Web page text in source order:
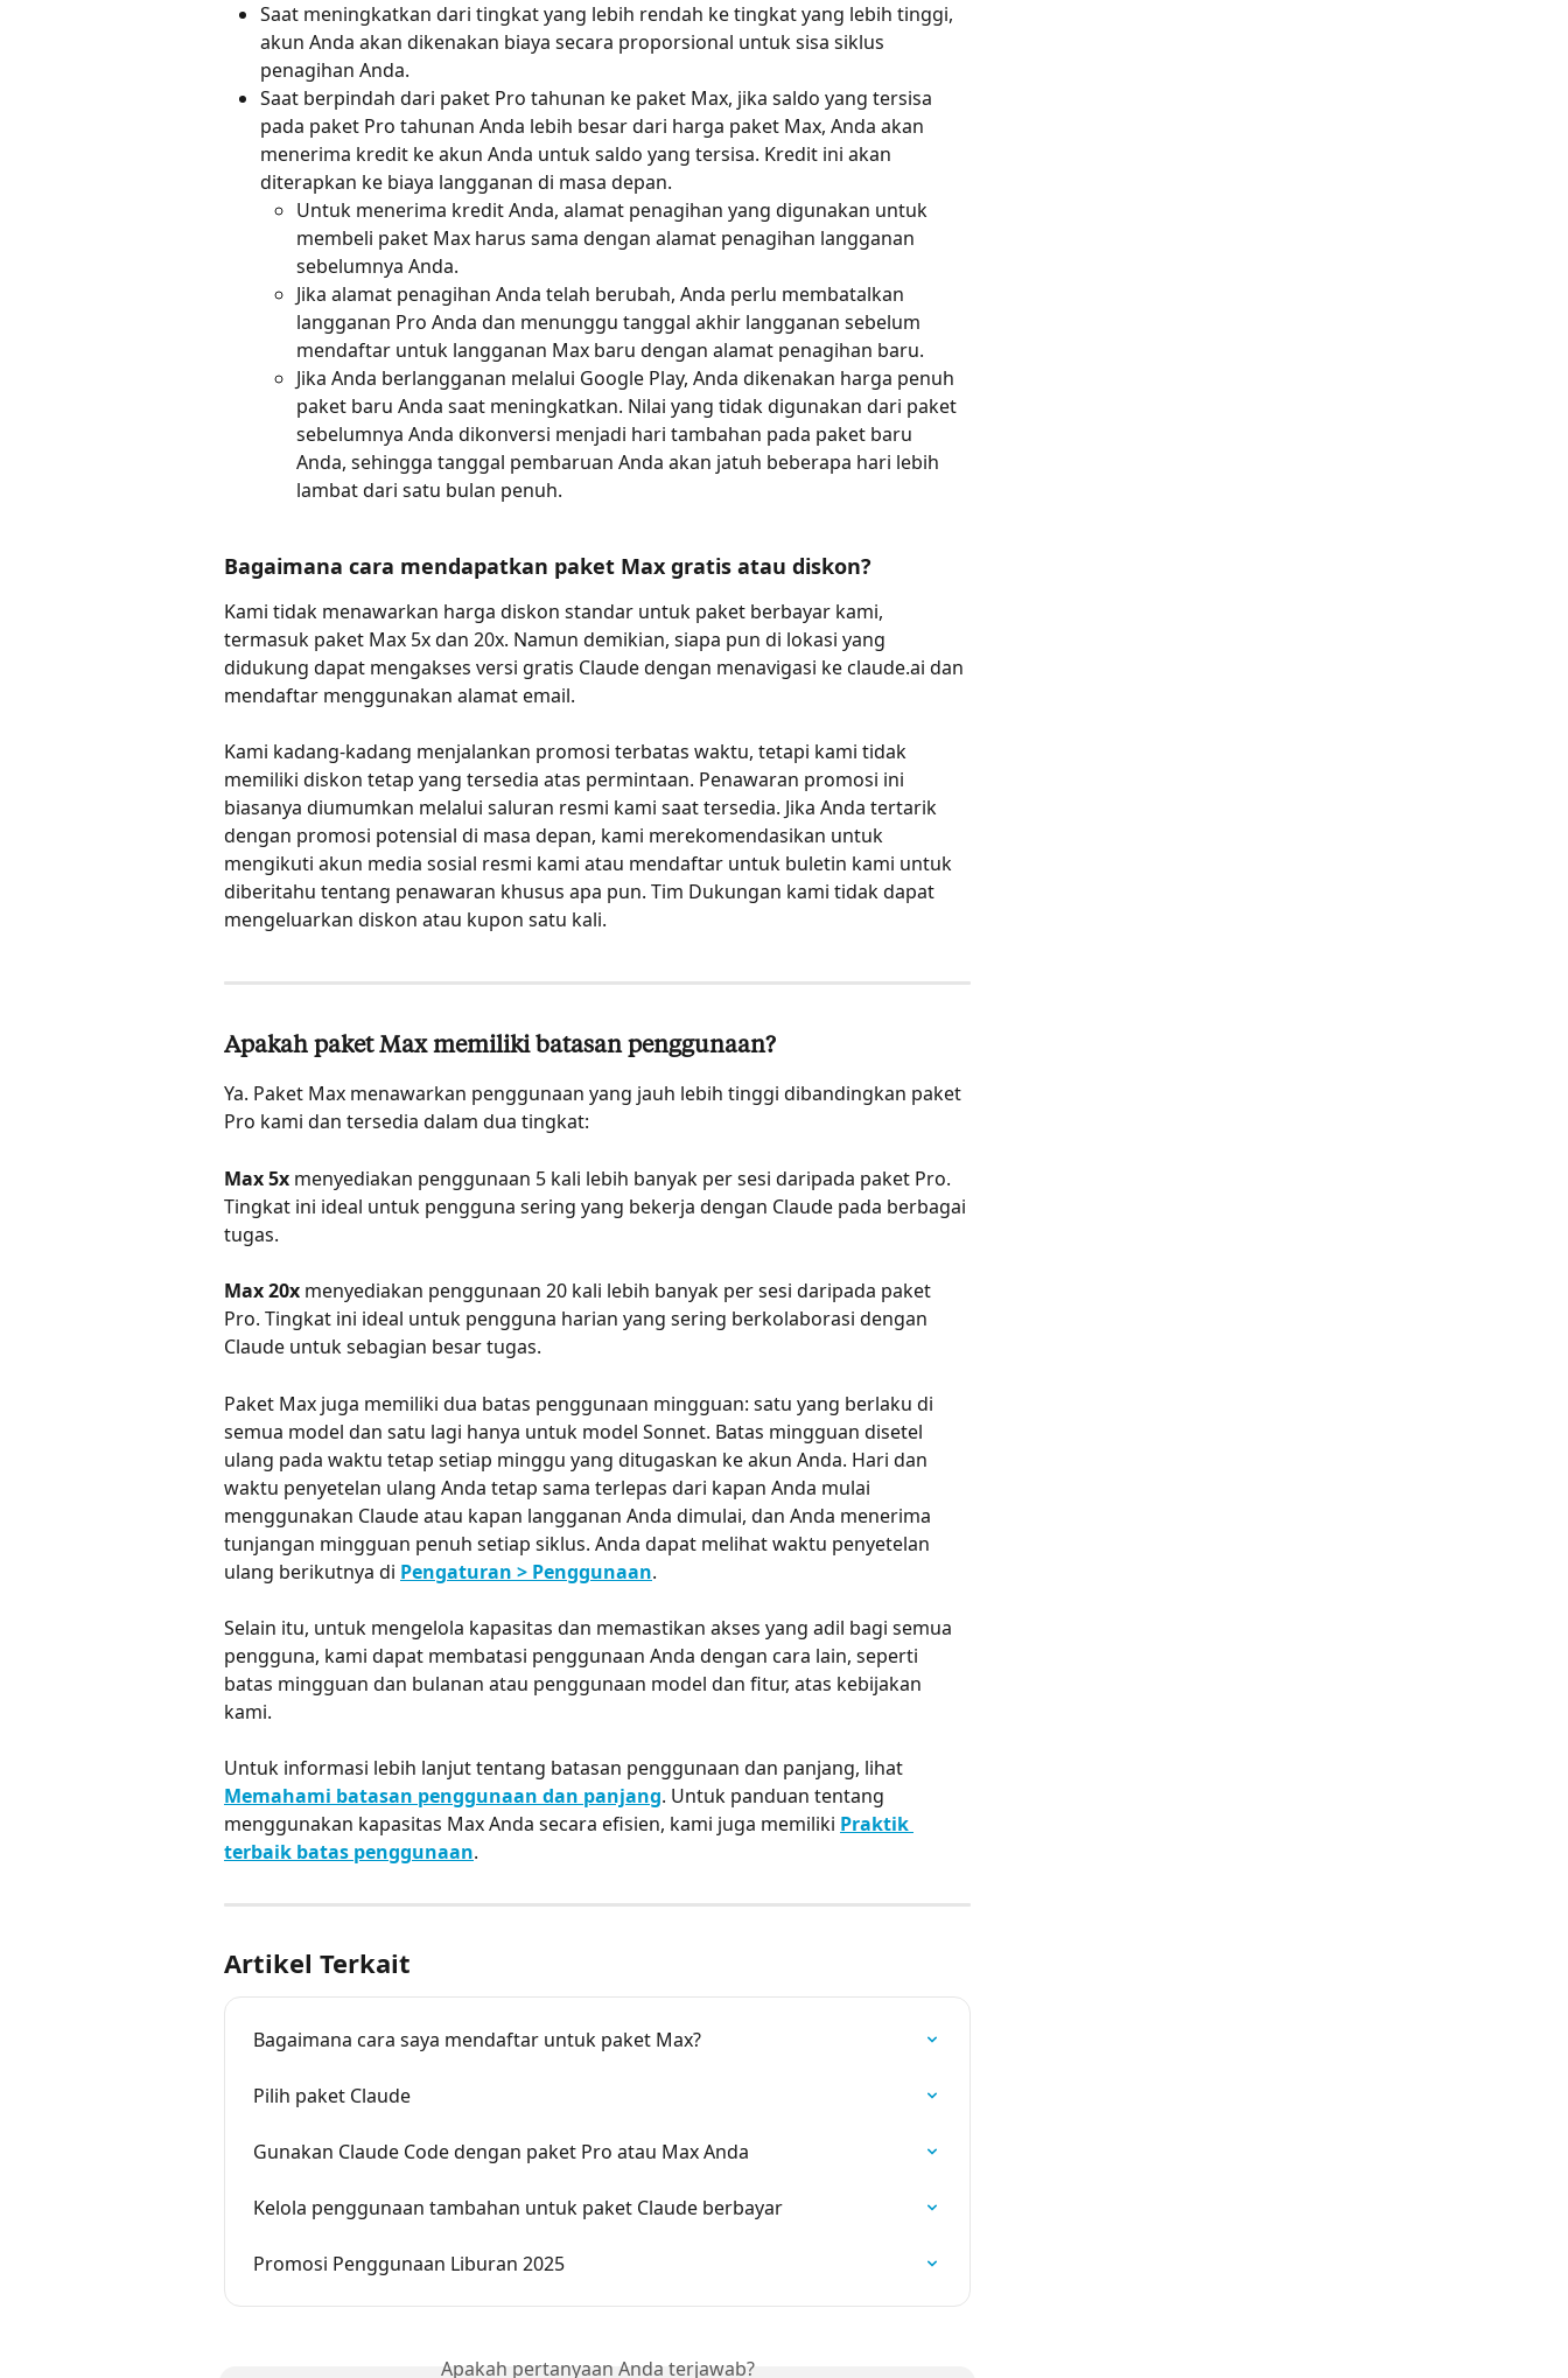
Saat meningkatkan dari tingkat yang lebih rendah ke tingkat yang lebih tinggi,
akun Anda akan dikenakan biaya secara proporsional untuk sisa siklus
penagihan Anda.
Saat berpindah dari paket Pro tahunan ke paket Max, jika saldo yang tersisa
pada paket Pro tahunan Anda lebih besar dari harga paket Max, Anda akan
menerima kredit ke akun Anda untuk saldo yang tersisa. Kredit ini akan
diterapkan ke biaya langganan di masa depan.
Untuk menerima kredit Anda, alamat penagihan yang digunakan untuk
membeli paket Max harus sama dengan alamat penagihan langganan
sebelumnya Anda.
Jika alamat penagihan Anda telah berubah, Anda perlu membatalkan
langganan Pro Anda dan menunggu tanggal akhir langganan sebelum
mendaftar untuk langganan Max baru dengan alamat penagihan baru.
Jika Anda berlangganan melalui Google Play, Anda dikenakan harga penuh
paket baru Anda saat meningkatkan. Nilai yang tidak digunakan dari paket
sebelumnya Anda dikonversi menjadi hari tambahan pada paket baru
Anda, sehingga tanggal pembaruan Anda akan jatuh beberapa hari lebih
lambat dari satu bulan penuh.
Bagaimana cara mendapatkan paket Max gratis atau diskon?
Kami tidak menawarkan harga diskon standar untuk paket berbayar kami,
termasuk paket Max 5x dan 20x. Namun demikian, siapa pun di lokasi yang
didukung dapat mengakses versi gratis Claude dengan menavigasi ke claude.ai dan
mendaftar menggunakan alamat email.
Kami kadang-kadang menjalankan promosi terbatas waktu, tetapi kami tidak
memiliki diskon tetap yang tersedia atas permintaan. Penawaran promosi ini
biasanya diumumkan melalui saluran resmi kami saat tersedia. Jika Anda tertarik
dengan promosi potensial di masa depan, kami merekomendasikan untuk
mengikuti akun media sosial resmi kami atau mendaftar untuk buletin kami untuk
diberitahu tentang penawaran khusus apa pun. Tim Dukungan kami tidak dapat
mengeluarkan diskon atau kupon satu kali.
Apakah paket Max memiliki batasan penggunaan?
Ya. Paket Max menawarkan penggunaan yang jauh lebih tinggi dibandingkan paket
Pro kami dan tersedia dalam dua tingkat:
Max 5x menyediakan penggunaan 5 kali lebih banyak per sesi daripada paket Pro.
Tingkat ini ideal untuk pengguna sering yang bekerja dengan Claude pada berbagai
tugas.
Max 20x menyediakan penggunaan 20 kali lebih banyak per sesi daripada paket
Pro. Tingkat ini ideal untuk pengguna harian yang sering berkolaborasi dengan
Claude untuk sebagian besar tugas.
Paket Max juga memiliki dua batas penggunaan mingguan: satu yang berlaku di
semua model dan satu lagi hanya untuk model Sonnet. Batas mingguan disetel
ulang pada waktu tetap setiap minggu yang ditugaskan ke akun Anda. Hari dan
waktu penyetelan ulang Anda tetap sama terlepas dari kapan Anda mulai
menggunakan Claude atau kapan langganan Anda dimulai, dan Anda menerima
tunjangan mingguan penuh setiap siklus. Anda dapat melihat waktu penyetelan
ulang berikutnya di Pengaturan > Penggunaan.
Selain itu, untuk mengelola kapasitas dan memastikan akses yang adil bagi semua
pengguna, kami dapat membatasi penggunaan Anda dengan cara lain, seperti
batas mingguan dan bulanan atau penggunaan model dan fitur, atas kebijakan
kami.
Untuk informasi lebih lanjut tentang batasan penggunaan dan panjang, lihat
Memahami batasan penggunaan dan panjang. Untuk panduan tentang
menggunakan kapasitas Max Anda secara efisien, kami juga memiliki Praktik
terbaik batas penggunaan.
Artikel Terkait
Bagaimana cara saya mendaftar untuk paket Max?
Pilih paket Claude
Gunakan Claude Code dengan paket Pro atau Max Anda
Kelola penggunaan tambahan untuk paket Claude berbayar
Promosi Penggunaan Liburan 2025
Apakah pertanyaan Anda terjawab?